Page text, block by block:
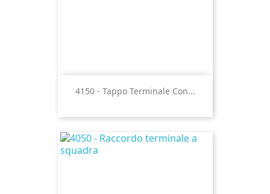
4150 - Tappo Terminale Con...